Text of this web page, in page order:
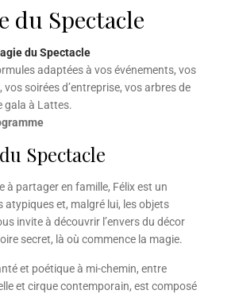
du Spectacle
du Spectacle
adaptées à vos événements, vos
soirées d’entreprise, vos arbres de
gala à Lattes.
Spectacle
à partager en famille, Félix est un
atypiques et, malgré lui, les objets
invite à découvrir l’envers du décor
secret, là où commence la magie.
et poétique à mi-chemin, entre
et cirque contemporain, est composé